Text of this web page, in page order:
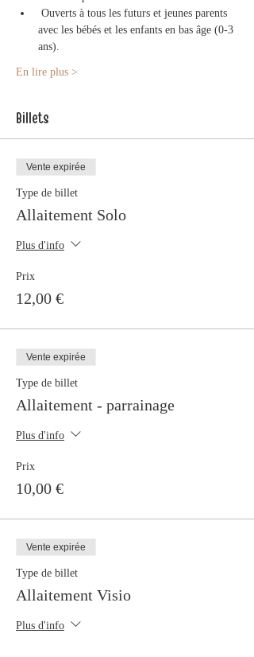
Ouverts à tous les futurs et jeunes parents
avec les bébés et les enfants en bas âge (0-3
ans).
En lire plus >
Billets
Vente expirée
Type de billet
Allaitement Solo
Plus d'info
Prix
12,00 €
Vente expirée
Type de billet
Allaitement - parrainage
Plus d'info
Prix
10,00 €
Vente expirée
Type de billet
Allaitement Visio
Plus d'info